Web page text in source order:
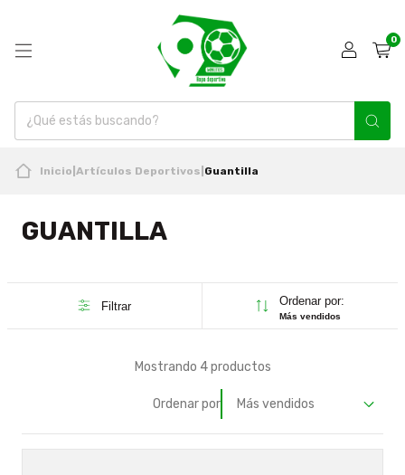
0
Inicio Artículos Deportivos Guantilla
GUANTILLA
Filtrar Ordenar por:
Más vendidos
Mostrando 4 productos
Ordenar por